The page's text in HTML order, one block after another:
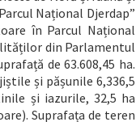
Național Djerdap”
în Parcul Național
din Parlamentul
de 63.608,45 ha.
și pășunile 6,336,5
și iazurile, 32,5 ha
Suprafața de teren